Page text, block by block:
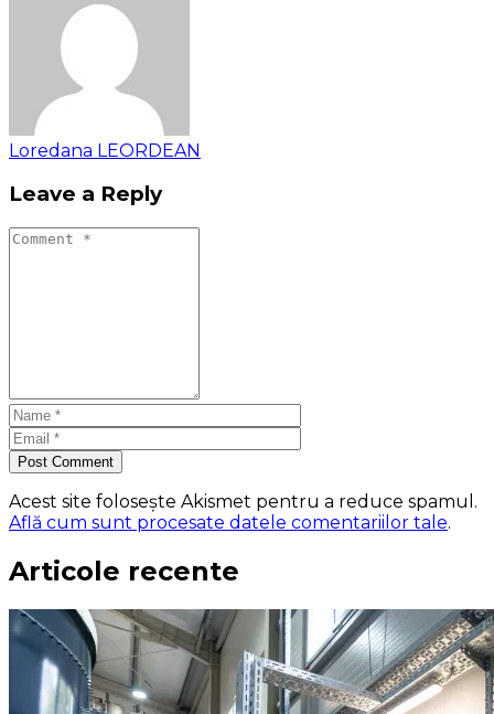
Loredana LEORDEAN
Leave a Reply
Post Comment
Acest site folosește Akismet pentru a reduce spamul.
Află cum sunt procesate datele comentariilor tale.
Articole recente